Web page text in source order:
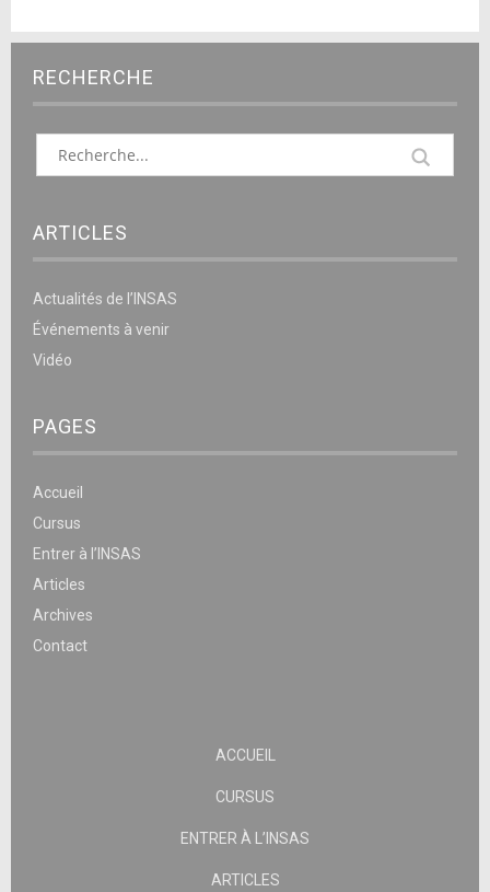
RECHERCHE
ARTICLES
Actualités de l’INSAS
Événements à venir
Vidéo
PAGES
Accueil
Cursus
Entrer à l’INSAS
Articles
Archives
Contact
ACCUEIL
CURSUS
ENTRER À L’INSAS
ARTICLES